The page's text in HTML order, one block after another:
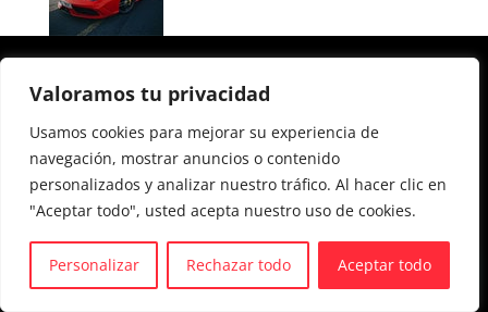
Valoramos tu privacidad
Usamos cookies para mejorar su experiencia de
navegación, mostrar anuncios o contenido
personalizados y analizar nuestro tráfico. Al hacer clic en
"Aceptar todo", usted acepta nuestro uso de cookies.
Personalizar Rechazar todo Aceptar todo
Política de cookies